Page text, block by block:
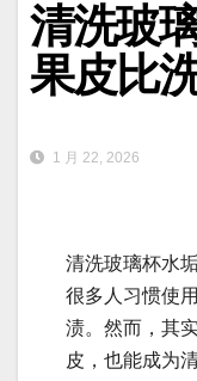
清洗玻
果皮比
1 月 22, 2026
清洗玻璃杯水
很多人习惯使
渍。然而，其
皮，也能成为